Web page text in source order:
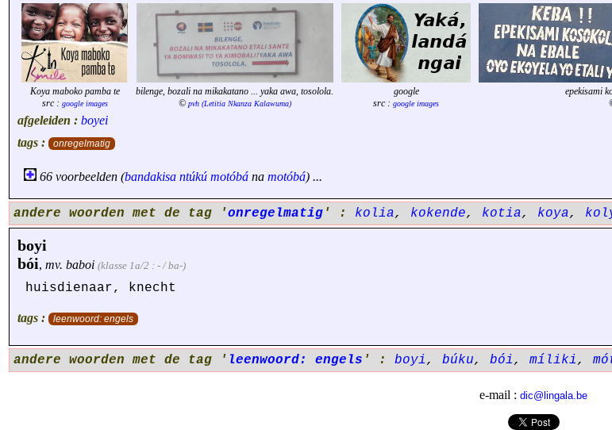
Koya maboko pamba te
src : google images
bilenge, bozali na mikakatano ... yaka awa, tosolola.
© pvh (Letitia Nkanza Kalawuma)
google
src : google images
epekisami
afgeleiden : boyei
tags :
onregelmatig
66 voorbeelden (bandakisa ntúkú motóbá na motóbá) ...
andere woorden met de tag 'onregelmatig ' : kolia, kokende, kotia, koya,
boyi
bói, mv. baboi (klasse 1a/2 : - / ba-)
huisdienaar, knecht
tags : leenwoord: engels
andere woorden met de tag ' leenwoord: engels ' : boyi, búku, bói, míliki,
e-mail : dic@lingala.be